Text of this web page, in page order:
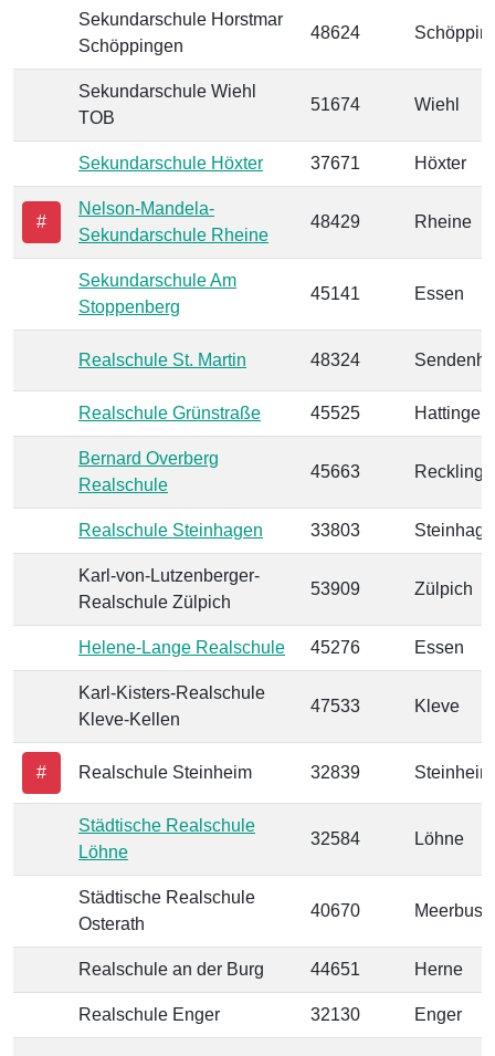
Sekundarschule Horstmar
Schöppingen
48624
Sekundarschule Wiehl
TOB
51674 Wiehl
Sekundarschule Höxter 37671 Höxter
#
Nelson-Mandela-
Sekundarschule Rheine
48429 Rheine
Sekundarschule Am
Stoppenberg
45141 Essen
Realschule St. Martin 48324
Realschule Grünstraße 45525 Hattingen
Bernard Overberg
Realschule
45663
Realschule Steinhagen 33803
Karl-von-Lutzenberger-
Realschule Zülpich
53909 Zülpich
Helene-Lange Realschule 45276 Essen
Karl-Kisters-Realschule
Kleve-Kellen
47533 Kleve
# Realschule Steinheim 32839 Steinheim
Städtische Realschule
Löhne
32584 Löhne
Städtische Realschule
Osterath
40670
Realschule an der Burg 44651 Herne
Realschule Enger 32130 Enger